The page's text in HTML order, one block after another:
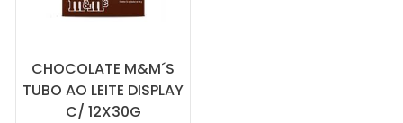
CHOCOLATE M&M´S
TUBO AO LEITE DISPLAY
C/ 12X30G